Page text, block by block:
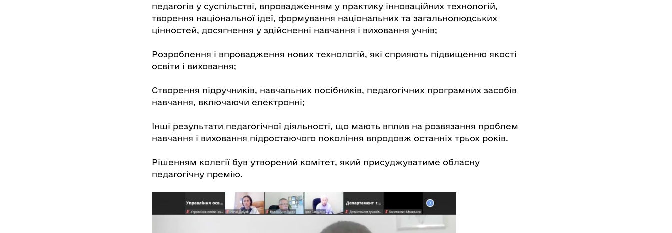
педагогів у суспільстві, впровадженням у практику інноваційних технологій,
творення національної ідеї, формування національних та загальнолюдських
цінностей, досягнення у здійсненні навчання і виховання учнів;
Розроблення і впровадження нових технологій, які сприяють підвищенню якості
освіти і виховання;
Створення підручників, навчальних посібників, педагогічних програмних засобів
навчання, включаючи електронні;
Інші результати педагогічної діяльності, що мають вплив на розвязання проблем
навчання і виховання підростаючого покоління впродовж останніх трьох років.
Рішенням колегії був утворений комітет, який присуджуватиме обласну
педагогічну премію.